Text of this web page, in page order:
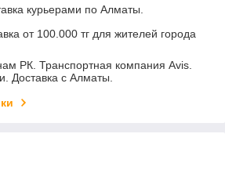
курьерами по Алматы.
от 100.000 тг для жителей города
РК. Транспортная компания Avis.
Доставка с Алматы.